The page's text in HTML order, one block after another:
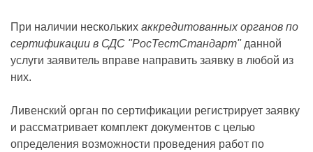
При наличии нескольких аккредитованных органов по
сертификации в СДС "РосТестСтандарт"данной
услуги заявитель вправе направить заявку в любой из
них.
Ливенский орган по сертификации регистрирует заявку
и рассматривает комплект документов с целью
определения возможности проведения работ по